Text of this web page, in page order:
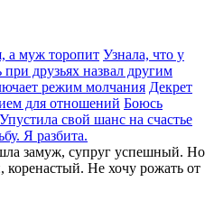
а муж торопит Узнала, что у
при друзьях назвал другим
режим молчания Декрет
для отношений Боюсь
Упустила свой шанс на счастье
Я разбита.
замуж, супруг успешный. Но
Не хочу рожать от